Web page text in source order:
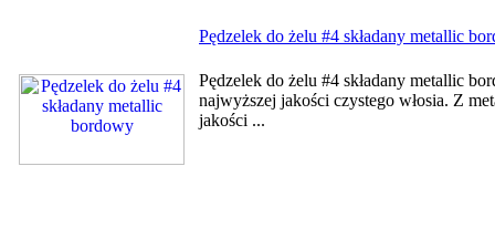
Pędzelek do żelu #4 składany metallic
Pędzelek do żelu #4 składany metallic
najwyższej jakości czystego włosia. Z
jakości ...